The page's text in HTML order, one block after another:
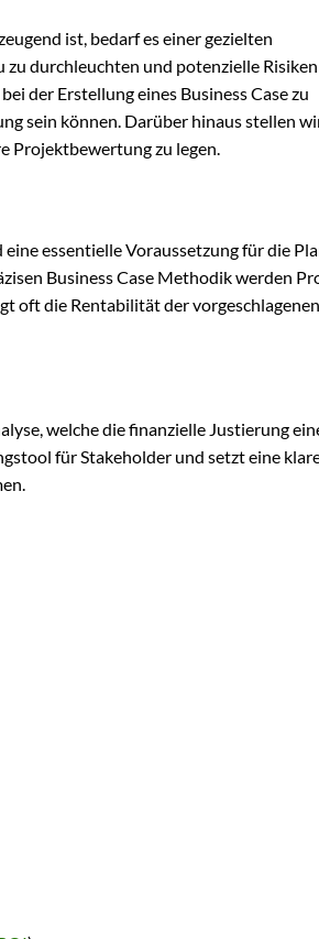
ist, bedarf es einer gezielten
zu durchleuchten und potenzielle Risiken
der Erstellung eines Business Case zu
sein können. Darüber hinaus stellen
Projektbewertung zu legen.
essentielle Voraussetzung für die
Business Case Methodik werden
oft die Rentabilität der vorgeschlagenen
welche die finanzielle Justierung
für Stakeholder und setzt eine